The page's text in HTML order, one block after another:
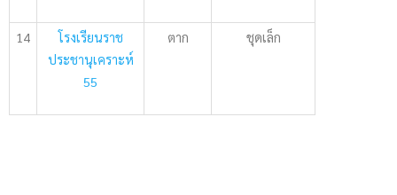
14
โรงเรียนราช
ประชานุเคราะห์
55
ตาก ชุดเล็ก